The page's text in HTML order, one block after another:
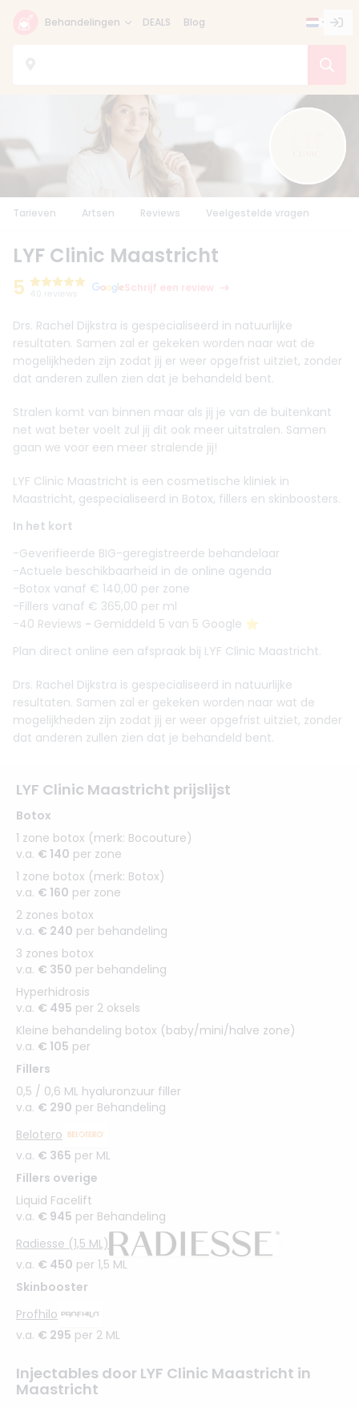
Behandelingen DEALS Blog
Tarieven Artsen Reviews Veelgestelde vragen
LYF Clinic Maastricht
5
Schrijf een review
Drs. Rachel Dijkstra is gespecialiseerd in natuurlijke
resultaten. Samen zal er gekeken worden naar wat de
mogelijkheden zijn zodat jij er weer opgefrist uitziet, zonder
dat anderen zullen zien dat je behandeld bent.
Stralen komt van binnen maar als jij je van de buitenkant
net wat beter voelt zul jij dit ook meer uitstralen. Samen
gaan we voor een meer stralende jij!
LYF Clinic Maastricht is een cosmetische kliniek in
Maastricht, gespecialiseerd in Botox, fillers en skinboosters.
In het kort
-Geverifieerde BIG-geregistreerde behandelaar
-Actuele beschikbaarheid in de online agenda
-Botox vanaf € 140,00 per zone
-Fillers vanaf € 365,00 per ml
-40 Reviews - Gemiddeld 5 van 5 Google ⭐️
Plan direct online een afspraak bij LYF Clinic Maastricht.
Drs. Rachel Dijkstra is gespecialiseerd in natuurlijke
resultaten. Samen zal er gekeken worden naar wat de
mogelijkheden zijn zodat jij er weer opgefrist uitziet, zonder
dat anderen zullen zien dat je behandeld bent.
LYF Clinic Maastricht prijslijst
Botox
1 zone botox (merk: Bocouture)
v.a. € 140 per zone
1 zone botox (merk: Botox)
v.a. € 160 per zone
2 zones botox
v.a. € 240 per behandeling
3 zones botox
v.a. € 350 per behandeling
Hyperhidrosis
v.a. € 495 per 2 oksels
Kleine behandeling botox (baby/mini/halve zone)
v.a. € 105 per
Fillers
0,5 / 0,6 ML hyaluronzuur filler
v.a. € 290 per Behandeling
Belotero
v.a. € 365 per ML
Fillers overige
Liquid Facelift
v.a. € 945 per Behandeling
Radiesse (1,5 ML)
v.a. € 450 per 1,5 ML
Skinbooster
Profhilo
v.a. € 295 per 2 ML
Injectables door LYF Clinic Maastricht in
Maastricht